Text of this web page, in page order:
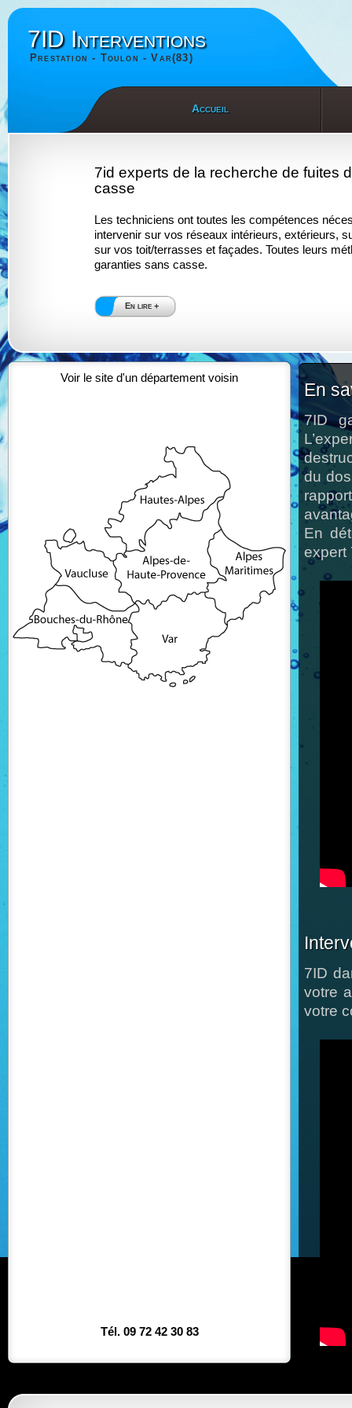
7ID Interventions
Prestation - Toulon - Var(83)
Accueil
7id experts de la recherche de fuites
casse
Les techniciens ont toutes les compétences
intervenir sur vos réseaux intérieurs, extérieurs,
sur vos toit/terrasses et façades. Toutes leurs
garanties sans casse.
En lire +
Voir le site d'un département voisin
Tél. 09 72 42 30 83
En
7ID
du
En
expert
7ID
votre
votre
7ID est